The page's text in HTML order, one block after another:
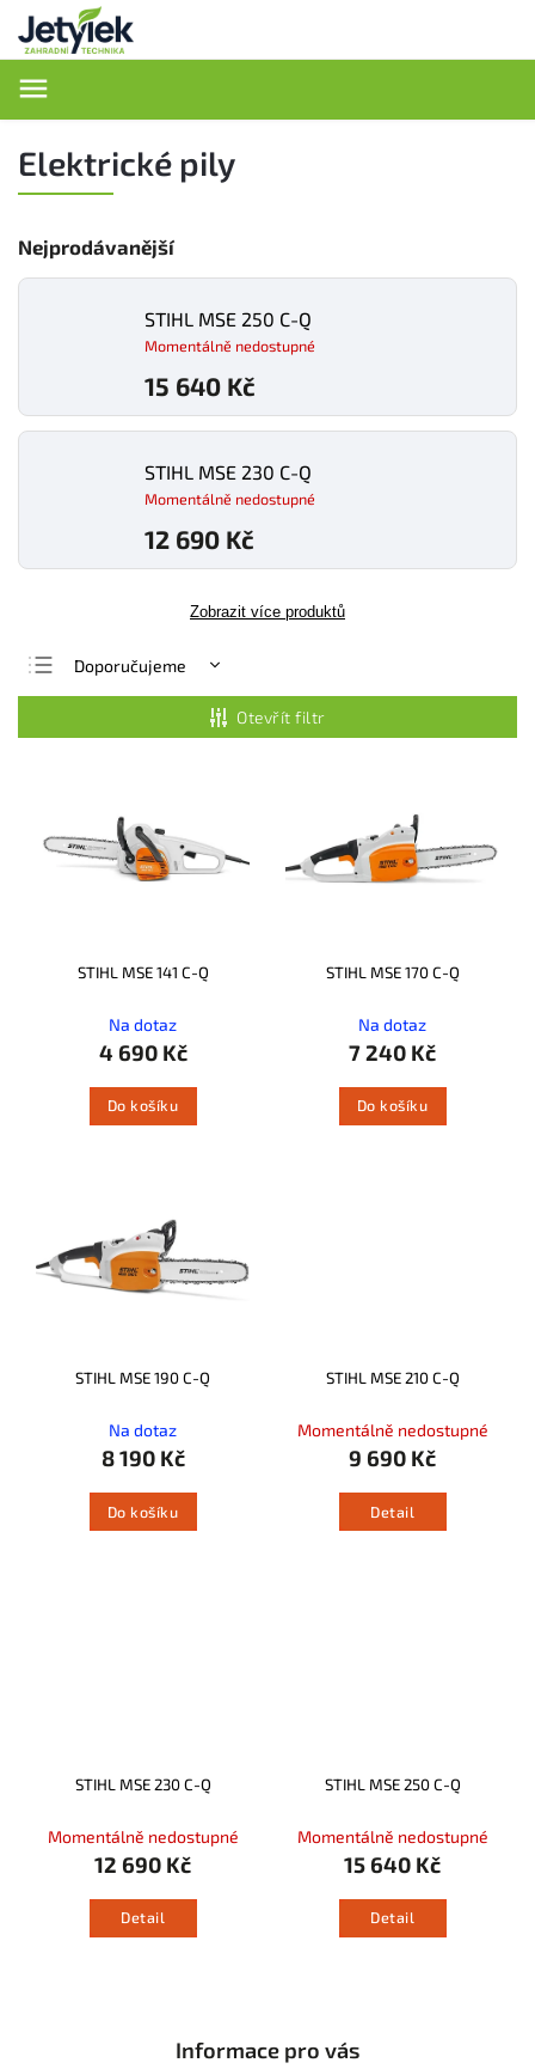
Elektrické pily
Nejprodávanější
STIHL MSE 250 C-Q
Momentálně nedostupné
15 640 Kč
STIHL MSE 230 C-Q
Momentálně nedostupné
12 690 Kč
Zobrazit více produktů
Doporučujeme
Nejdražší
Abecedně
Otevřít filtr
STIHL MSE 141 C-Q
Na dotaz
4 690 Kč
Do košíku
STIHL MSE 170 C-Q
Na dotaz
7 240 Kč
Do košíku
STIHL MSE 190 C-Q
Na dotaz
8 190 Kč
Do košíku
STIHL MSE 210 C-Q
Momentálně nedostupné
9 690 Kč
Detail
STIHL MSE 230 C-Q
Momentálně nedostupné
12 690 Kč
Detail
STIHL MSE 250 C-Q
Momentálně nedostupné
15 640 Kč
Detail
Informace pro vás